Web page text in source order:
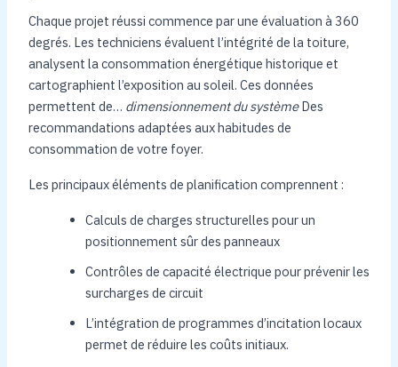
Chaque projet réussi commence par une évaluation à 360
degrés. Les techniciens évaluent l’intégrité de la toiture,
analysent la consommation énergétique historique et
cartographient l’exposition au soleil. Ces données
permettent de… dimensionnement du systèmeDes
recommandations adaptées aux habitudes de
consommation de votre foyer.
Les principaux éléments de planification comprennent :
Calculs de charges structurelles pour un
positionnement sûr des panneaux
Contrôles de capacité électrique pour prévenir les
surcharges de circuit
L’intégration de programmes d’incitation locaux
permet de réduire les coûts initiaux.